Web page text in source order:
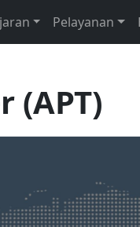
Pelayanan
(APT)